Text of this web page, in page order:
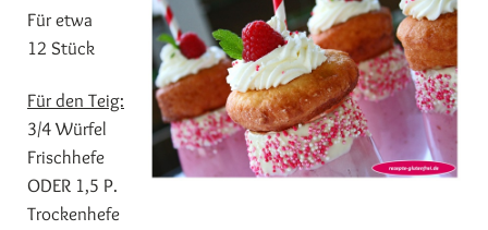
Für etwa
12 Stück
Für den Teig:
3/4 Würfel
Frischhefe
ODER 1,5 P.
Trockenhefe